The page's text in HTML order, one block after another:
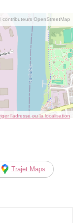
contributeurs OpenStreetMap
l’adresse ou la localisation
Trajet Maps